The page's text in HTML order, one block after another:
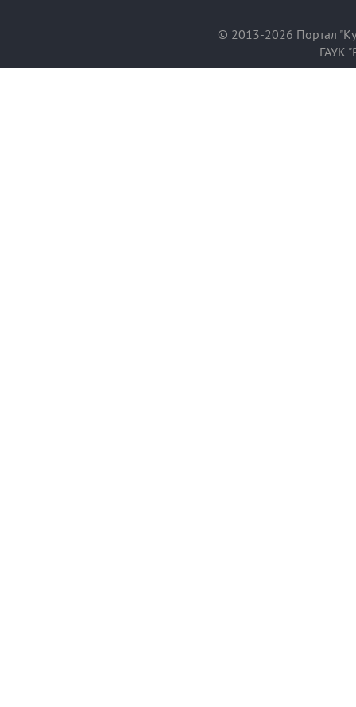
© 2013-2026 Портал
ГАУК